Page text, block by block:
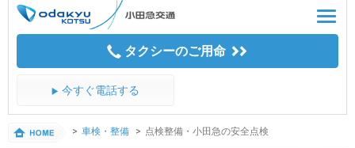
CONTENTS
タクシーのご用命
今すぐ電話する
車検・整備 点検整備・小田急の安全点検